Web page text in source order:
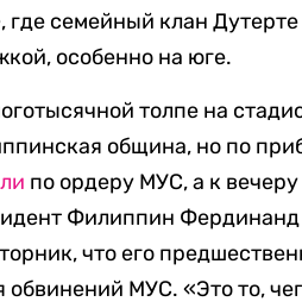
семейный клан
особенно на юге.
толпе на
община, но по
по ордеру МУС, а к
Филиппин
что его
обвинений МУС. «Это то,